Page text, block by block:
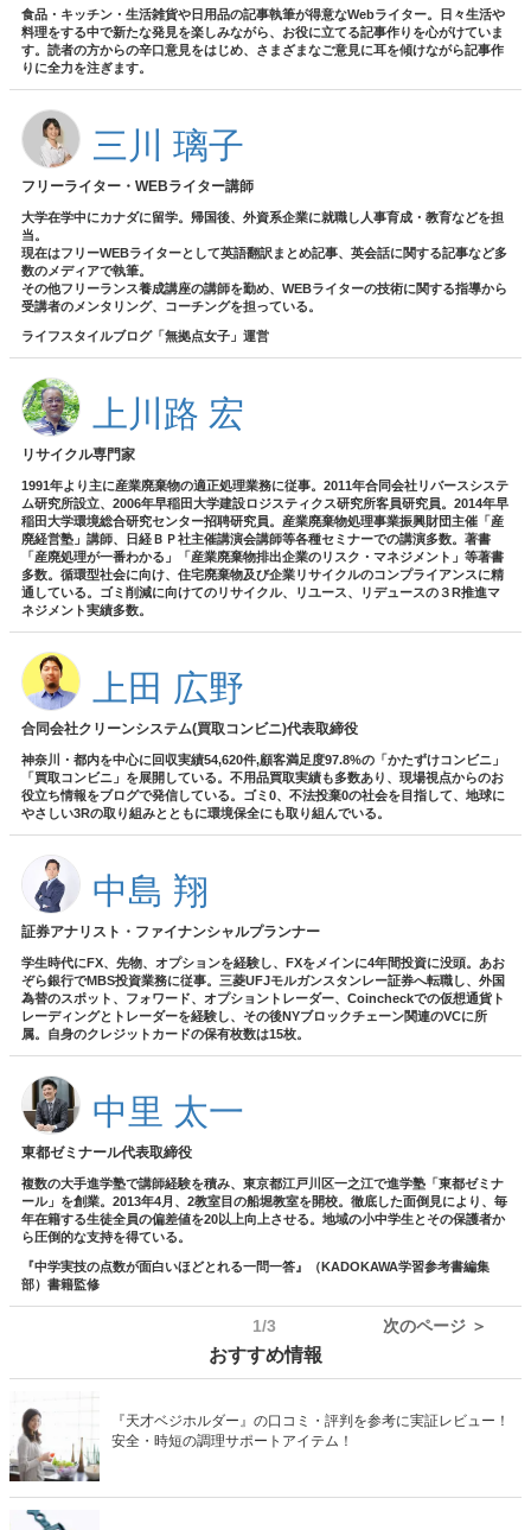
食品・キッチン・生活雑貨や日用品の記事執筆が得意なWebライター。日々生活や
料理をする中で新たな発見を楽しみながら、お役に立てる記事作りを心がけていま
す。読者の方からの辛口意見をはじめ、さまざまなご意見に耳を傾けながら記事作
りに全力を注ぎます。
三川 璃子
フリーライター・WEBライター講師
大学在学中にカナダに留学。帰国後、外資系企業に就職し人事育成・教育などを担
当。
現在はフリーWEBライターとして英語翻訳まとめ記事、英会話に関する記事など多
数のメディアで執筆。
その他フリーランス養成講座の講師を勤め、WEBライターの技術に関する指導から
受講者のメンタリング、コーチングを担っている。
ライフスタイルブログ「無拠点女子」運営
上川路 宏
リサイクル専門家
1991年より主に産業廃棄物の適正処理業務に従事。2011年合同会社リバースシステ
ム研究所設立、2006年早稲田大学建設ロジスティクス研究所客員研究員。2014年早
稲田大学環境総合研究センター招聘研究員。産業廃棄物処理事業振興財団主催「産
廃経営塾」講師、日経ＢＰ社主催講演会講師等各種セミナーでの講演多数。著書
「産廃処理が一番わかる」「産業廃棄物排出企業のリスク・マネジメント」等著書
多数。循環型社会に向け、住宅廃棄物及び企業リサイクルのコンプライアンスに精
通している。ゴミ削減に向けてのリサイクル、リユース、リデュースの３R推進マ
ネジメント実績多数。
上田 広野
合同会社クリーンシステム(買取コンビニ)代表取締役
神奈川・都内を中心に回収実績54,620件,顧客満足度97.8%の「かたずけコンビニ」
「買取コンビニ」を展開している。不用品買取実績も多数あり、現場視点からのお
役立ち情報をブログで発信している。ゴミ0、不法投棄0の社会を目指して、地球に
やさしい3Rの取り組みとともに環境保全にも取り組んでいる。
中島 翔
証券アナリスト・ファイナンシャルプランナー
学生時代にFX、先物、オプションを経験し、FXをメインに4年間投資に没頭。あお
ぞら銀行でMBS投資業務に従事。三菱UFJモルガンスタンレー証券へ転職し、外国
為替のスポット、フォワード、オプショントレーダー、Coincheckでの仮想通貨ト
レーディングとトレーダーを経験し、その後NYブロックチェーン関連のVCに所
属。自身のクレジットカードの保有枚数は15枚。
中里 太一
東都ゼミナール代表取締役
複数の大手進学塾で講師経験を積み、東京都江戸川区一之江で進学塾「東都ゼミナ
ール」を創業。2013年4月、2教室目の船堀教室を開校。徹底した面倒見により、毎
年在籍する生徒全員の偏差値を20以上向上させる。地域の小中学生とその保護者か
ら圧倒的な支持を得ている。
『中学実技の点数が面白いほどとれる一問一答』（KADOKAWA学習参考書編集
部）書籍監修
1/3 次のページ ＞
おすすめ情報
『天才ベジホルダー』の口コミ・評判を参考に実証レビュー！
安全・時短の調理サポートアイテム！